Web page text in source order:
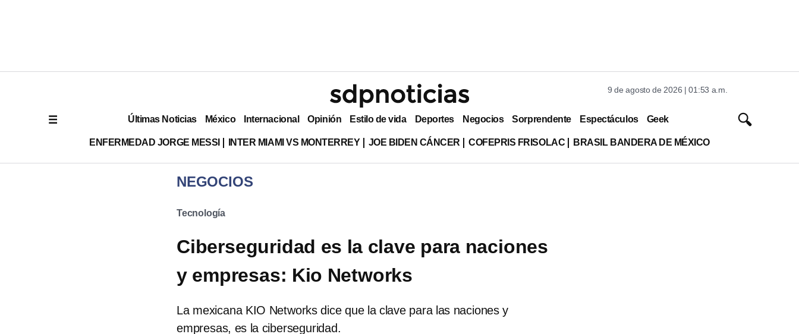
9 de agosto de 2026 | 01:53 a.m.
Últimas Noticias México Internacional Opinión Estilo de vida Deportes Negocios Sorprendente Espectáculos Geek
ENFERMEDAD JORGE MESSI INTER MIAMI VS MONTERREY JOE BIDEN CÁNCER COFEPRIS FRISOLAC BRASIL BANDERA DE MÉXICO
NEGOCIOS
Tecnología
Ciberseguridad es la clave para naciones
y empresas: Kio Networks
La mexicana KIO Networks dice que la clave para las naciones y
empresas, es la ciberseguridad.